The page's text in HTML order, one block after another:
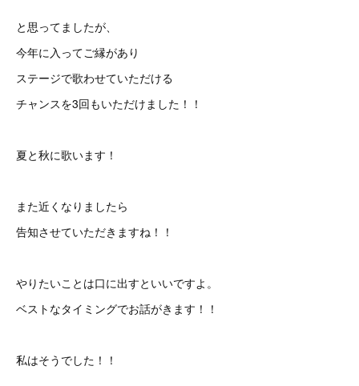
と思ってましたが、
今年に入ってご縁があり
ステージで歌わせていただける
チャンスを3回もいただけました！！
夏と秋に歌います！
また近くなりましたら
告知させていただきますね！！
やりたいことは口に出すといいですよ。
ベストなタイミングでお話がきます！！
私はそうでした！！